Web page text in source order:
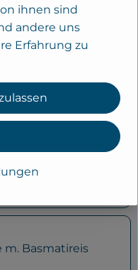
Salat mit
Reissalat
m. Basmatireis
ihnen sind
andere uns
Erfahrung zu